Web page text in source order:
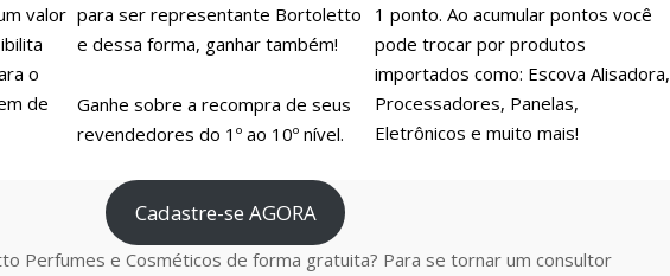
valor
o
de
para ser representante Bortoletto
e dessa forma, ganhar também!
Ganhe sobre a recompra de seus
revendedores do 1º ao 10º nível.
1 ponto. Ao acumular pontos você
pode trocar por produtos
importados como: Escova Alisadora,
Processadores, Panelas,
Eletrônicos e muito mais!
Cadastre-se AGORA
Perfumes e Cosméticos de forma gratuita? Para se tornar um consultor